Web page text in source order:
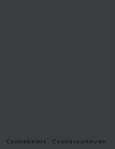
Cookiebeleid Cookievoorkeuren